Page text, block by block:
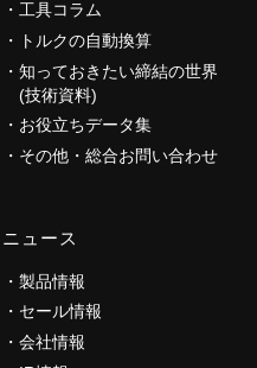
工具コラム
トルクの自動換算
知っておきたい締結の世界
(技術資料)
お役立ちデータ集
その他・総合お問い合わせ
ニュース
製品情報
セール情報
会社情報